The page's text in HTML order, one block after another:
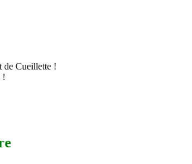
de Cueillette !